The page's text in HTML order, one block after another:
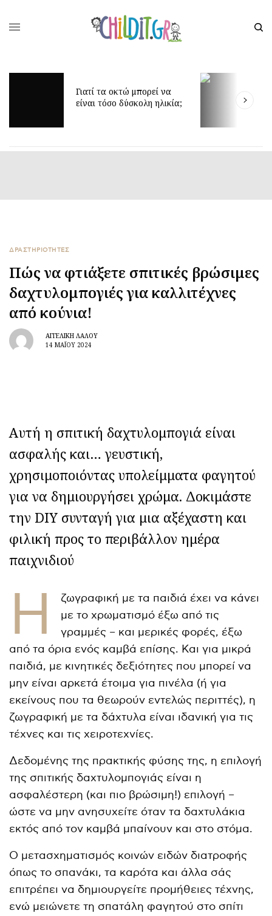
Γιατί τα οκτώ μπορεί να
είναι τόσο δύσκολη ηλικία;
ΔΡΑΣΤΗΡΙΟΤΗΤΕΣ
Πώς να φτιάξετε σπιτικές βρώσιμες
δαχτυλομπογιές για καλλιτέχνες
από κούνια!
ΑΓΓΕΛΙΚΉ ΛΆΛΟΥ
14 ΜΑΪ́ΟΥ 2024
Αυτή η σπιτική δαχτυλομπογιά είναι
ασφαλής και… γευστική,
χρησιμοποιόντας υπολείμματα φαγητού
για να δημιουργήσει χρώμα. Δοκιμάστε
την DIY συνταγή για μια αξέχαστη και
φιλική προς το περιβάλλον ημέρα
παιχνιδιού
Η
ζωγραφική με τα παιδιά έχει να κάνει
με το χρωματισμό έξω από τις
γραμμές – και μερικές φορές, έξω
από τα όρια ενός καμβά επίσης. Και για μικρά
παιδιά, με κινητικές δεξιότητες που μπορεί να
μην είναι αρκετά έτοιμα για πινέλα (ή για
εκείνους που τα θεωρούν εντελώς περιττές), η
ζωγραφική με τα δάχτυλα είναι ιδανική για τις
τέχνες και τις χειροτεχνίες.
Δεδομένης της πρακτικής φύσης της, η επιλογή
της σπιτικής δαχτυλομπογιάς είναι η
ασφαλέστερη (και πιο βρώσιμη!) επιλογή –
ώστε να μην ανησυχείτε όταν τα δαχτυλάκια
εκτός από τον καμβά μπαίνουν και στο στόμα.
Ο μετασχηματισμός κοινών ειδών διατροφής
όπως το σπανάκι, τα καρότα και άλλα σάς
επιτρέπει να δημιουργείτε προμήθειες τέχνης,
ενώ μειώνετε τη σπατάλη φαγητού στο σπίτι